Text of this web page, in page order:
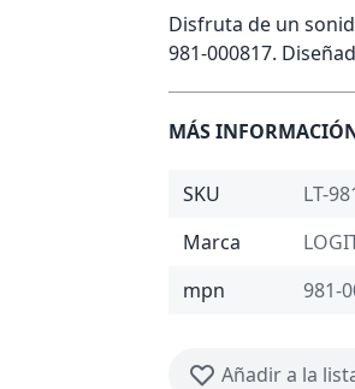
Disfruta de un
981-000817.
MÁS
SKU
LT-
Marca
mpn
981-
Añadir a la